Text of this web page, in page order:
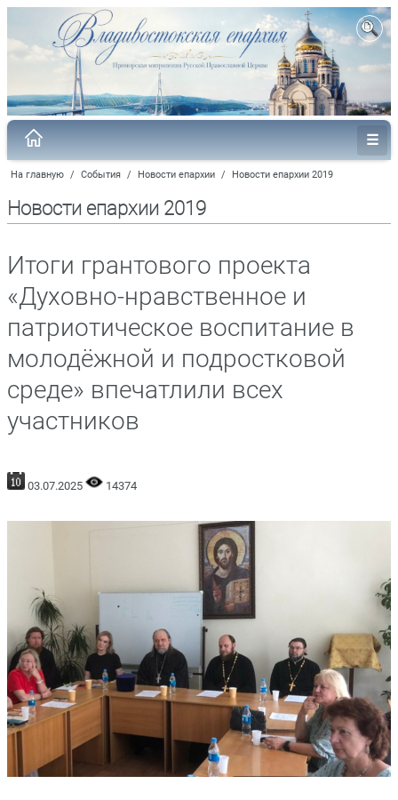
На главную / События / Новости епархии / Новости епархии 2019
Новости епархии 2019
Итоги грантового проекта
«Духовно-нравственное и
патриотическое воспитание в
молодёжной и подростковой
среде» впечатлили всех
участников
03.07.2025 14374